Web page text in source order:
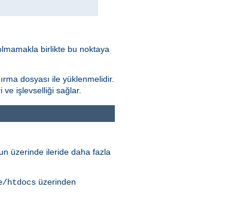
birlikte bu noktaya
dosyası ile yüklenmelidir.
ve işlevselliği sağlar.
üzerinde ileride daha fazla
htdocs üzerinden